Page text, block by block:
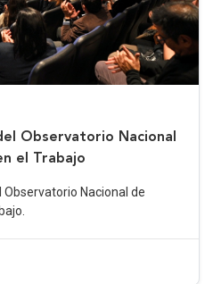
Observatorio Nacional
el Trabajo
Nacional de